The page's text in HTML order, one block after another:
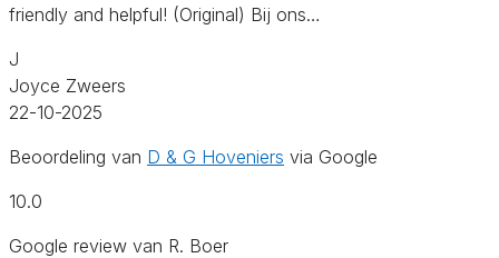
friendly and helpful! (Original) Bij ons…
J
Joyce Zweers
22-10-2025
Beoordeling van D & G Hoveniers via Google
10.0
Google review van R. Boer